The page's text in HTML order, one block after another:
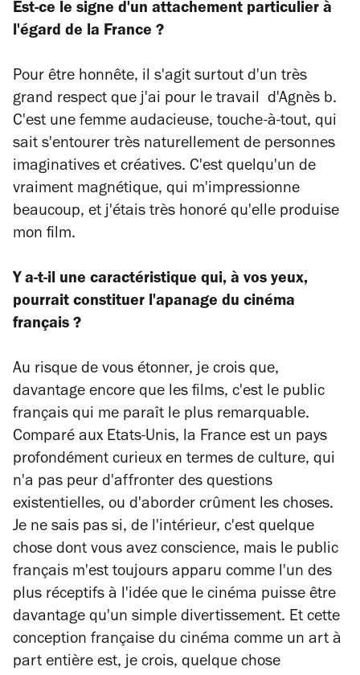
Est-ce le signe d'un attachement particulier à
l'égard de la France ?
Pour être honnête, il s'agit surtout d'un très
grand respect que j'ai pour le travail d'Agnès b.
C'est une femme audacieuse, touche-à-tout, qui
sait s'entourer très naturellement de personnes
imaginatives et créatives. C'est quelqu'un de
vraiment magnétique, qui m'impressionne
beaucoup, et j'étais très honoré qu'elle produise
mon film.
Y a-t-il une caractéristique qui, à vos yeux,
pourrait constituer l'apanage du cinéma
français ?
Au risque de vous étonner, je crois que,
davantage encore que les films, c'est le public
français qui me paraît le plus remarquable.
Comparé aux Etats-Unis, la France est un pays
profondément curieux en termes de culture, qui
n'a pas peur d'affronter des questions
existentielles, ou d'aborder crûment les choses.
Je ne sais pas si, de l'intérieur, c'est quelque
chose dont vous avez conscience, mais le public
français m'est toujours apparu comme l'un des
plus réceptifs à l'idée que le cinéma puisse être
davantage qu'un simple divertissement. Et cette
conception française du cinéma comme un art à
part entière est, je crois, quelque chose